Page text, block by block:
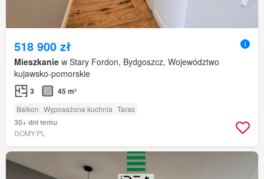
518 900 zł
Mieszkanie w Stary Fordon, Bydgoszcz, Województwo
kujawsko-pomorskie
3 45 m²
Balkon Wyposażona kuchnia Taras
30+ dni temu
DOMY.PL